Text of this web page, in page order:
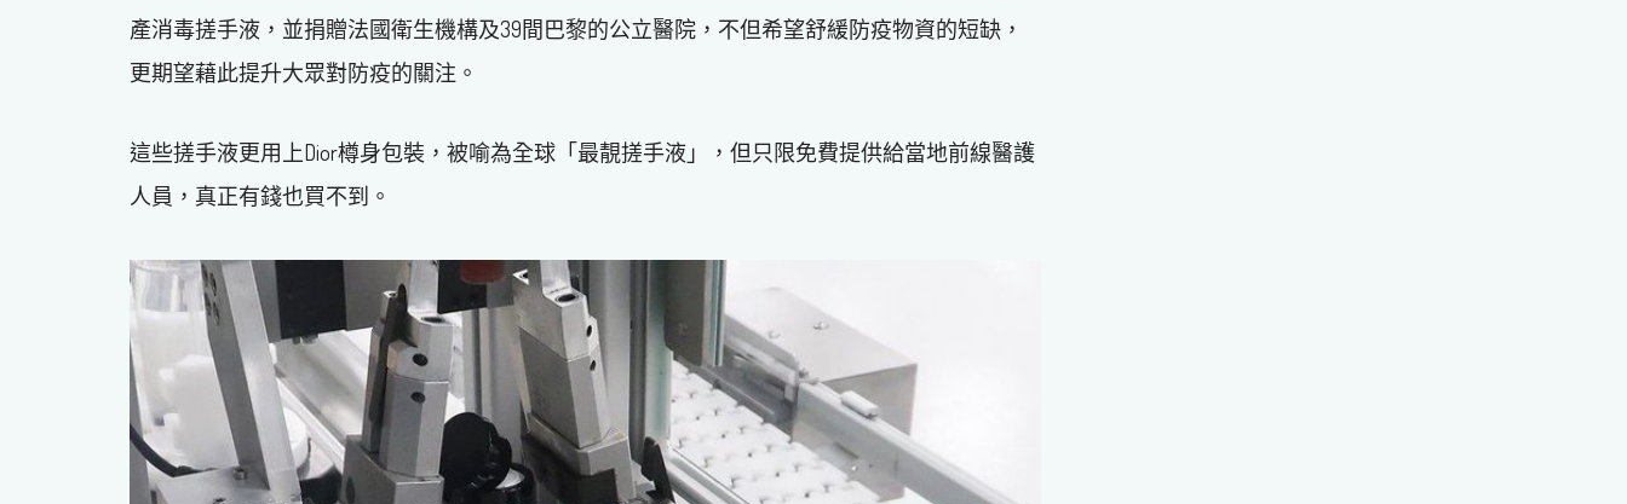
產消毒搓手液，並捐贈法國衛生機構及39間巴黎的公立醫院，不但希望舒緩防疫物資的短缺，
更期望藉此提升大眾對防疫的關注。
這些搓手液更用上Dior樽身包裝，被喻為全球「最靚搓手液」，但只限免費提供給當地前線醫護
人員，真正有錢也買不到。